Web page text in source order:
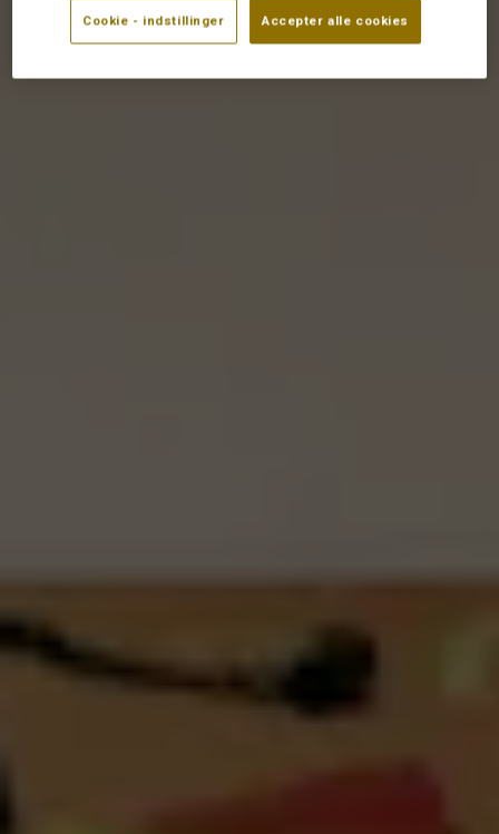
Cookie - indstillinger Accepter alle cookies